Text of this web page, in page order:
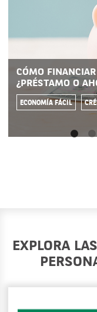
CÓMO
¿PRÉSTAMO O
ECONOMÍA FÁCIL
EXPLORA